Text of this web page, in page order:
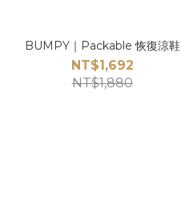
BUMPY｜Packable 恢復涼鞋
NT$1,692
NT$1,880